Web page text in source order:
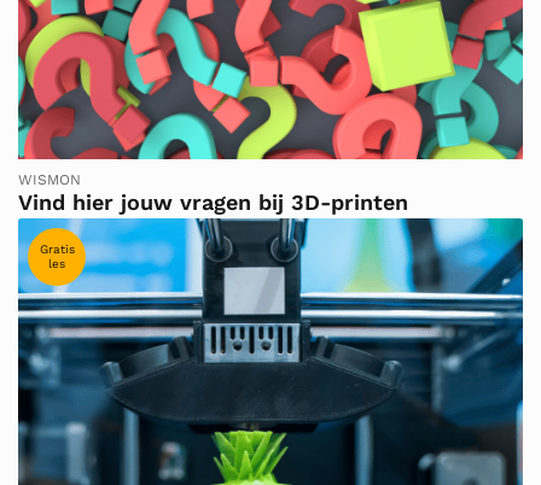
WISMON
Vind hier jouw vragen bij 3D-printen
Gratis
les